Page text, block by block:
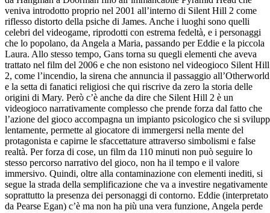
veniva introdotto proprio nel 2001 all’interno di Silent Hill 2 come
riflesso distorto della psiche di James. Anche i luoghi sono quelli
celebri del videogame, riprodotti con estrema fedeltà, e i personaggi
che lo popolano, da Angela a Maria, passando per Eddie e la piccola
Laura. Allo stesso tempo, Gans torna su quegli elementi che aveva
trattato nel film del 2006 e che non esistono nel videogioco Silent Hill
2, come l’incendio, la sirena che annuncia il passaggio all’Otherworld
e la setta di fanatici religiosi che qui riscrive da zero la storia delle
origini di Mary. Però c’è anche da dire che Silent Hill 2 è un
videogioco narrativamente complesso che prende forza dal fatto che
l’azione del gioco accompagna un impianto psicologico che si
lentamente, permette al giocatore di immergersi nella mente del
protagonista e capirne le sfaccettature attraverso simbolismi e false
realtà. Per forza di cose, un film da 110 minuti non può seguire lo
stesso percorso narrativo del gioco, non ha il tempo e il valore
immersivo. Quindi, oltre alla contaminazione con elementi inediti, si
segue la strada della semplificazione che va a investire negativamente
soprattutto la presenza dei personaggi di contorno. Eddie (interpretato
da Pearse Egan) c’è ma non ha più una vera funzione, Angela perde